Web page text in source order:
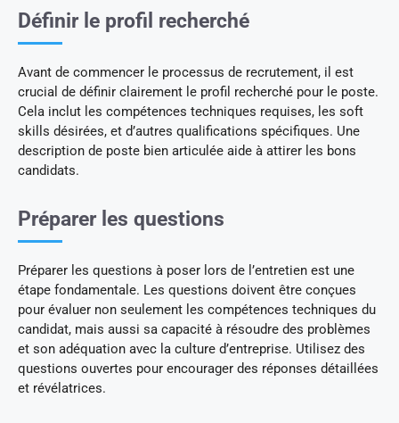
Définir le profil recherché
Avant de commencer le processus de recrutement, il est
crucial de définir clairement le profil recherché pour le poste.
Cela inclut les compétences techniques requises, les soft
skills désirées, et d’autres qualifications spécifiques. Une
description de poste bien articulée aide à attirer les bons
candidats.
Préparer les questions
Préparer les questions à poser lors de l’entretien est une
étape fondamentale. Les questions doivent être conçues
pour évaluer non seulement les compétences techniques du
candidat, mais aussi sa capacité à résoudre des problèmes
et son adéquation avec la culture d’entreprise. Utilisez des
questions ouvertes pour encourager des réponses détaillées
et révélatrices.